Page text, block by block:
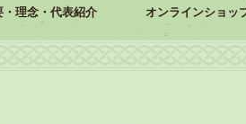
理念・代表紹介 オンラインショッ